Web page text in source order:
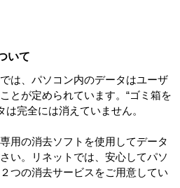
いて
は、パソコン内のデータはユーザ
とが定められています。“ゴミ箱を
は完全には消えていません。
用の消去ソフトを使用してデータ
い。リネットでは、安心してパソ
つの消去サービスをご用意してい